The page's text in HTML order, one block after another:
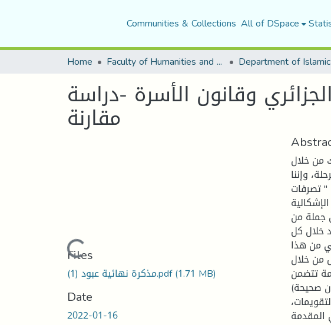
Communities & Collections All of DSpace
Home Faculty of Humanities and Social Sciences
وقانون الأسرة -دراسة
مقارنة
Loading...
Files
مذكرة نهائية عبود (1).pdf(1.71 MB)
Date
2022-01-16
من خلال
وإننا
تصرفات
جملة من
خلال كل
من هذا
من خلال
تتضمن
صحيحة).